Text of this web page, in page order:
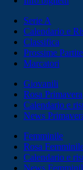
Serie A
Calendario e
Classifica
Prossime Partite
Marcatori
Giovanili
Rosa Primavera
Calendario e
News
Femminile
Rosa
Calendario e